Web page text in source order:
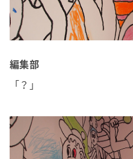
編集部
「？」